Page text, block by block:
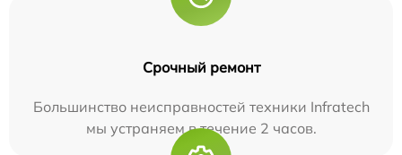
Срочный ремонт
Большинство неисправностей техники Infratech
мы устраняем в течение 2 часов.